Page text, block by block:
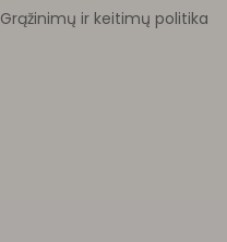
Grąžinimų ir keitimų politika